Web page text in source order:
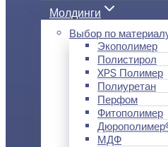
Молдинги
Выбор по
Экополимер
Полистирол
XPS Полимер
Полиуретан
Перфом
Фитополимер
МДФ